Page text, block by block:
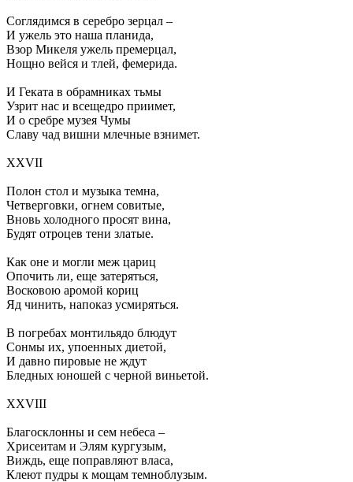
Соглядимся в серебро зерцал –
И ужель это наша планида,
Взор Микеля ужель премерцал,
Нощно вейся и тлей, фемерида.
И Геката в обрамниках тьмы
Узрит нас и всещедро приимет,
И о сребре музея Чумы
Славу чад вишни млечные взнимет.
XXVII
Полон стол и музыка темна,
Четверговки, огнем совитые,
Вновь холодного просят вина,
Будят отроцев тени златые.
Как оне и могли меж цариц
Опочить ли, еще затеряться,
Восковою аромой кориц
Яд чинить, напоказ усмиряться.
В погребах монтильядо блюдут
Сонмы их, упоенных диетой,
И давно пировые не ждут
Бледных юношей с черной виньетой.
XXVIII
Благосклонны и сем небеса –
Хрисеитам и Элям кургузым,
Виждь, еще поправляют власа,
Клеют пудры к мощам темноблузым.